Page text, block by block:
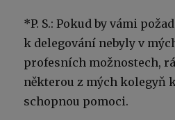
*P. S.: Pokud by vámi
k delegování nebyly v
profesních možnostech,
některou z mých kolegyň
schopnou pomoci.